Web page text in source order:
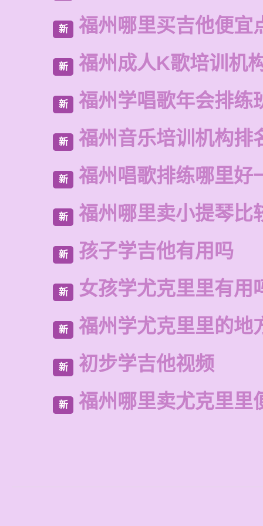
新 福州哪里买吉他便宜
新 福州成人K歌培训机
新 福州学唱歌年会排练
新 福州音乐培训机构排
新 福州唱歌排练哪里好
新 福州哪里卖小提琴比
新 孩子学吉他有用吗
新 女孩学尤克里里有用
新 福州学尤克里里的地
新 初步学吉他视频
新 福州哪里卖尤克里里